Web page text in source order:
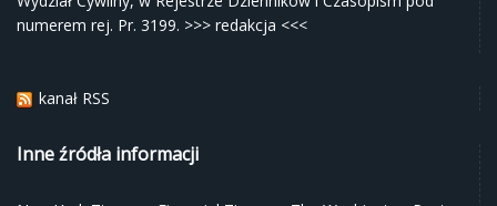
numerem rej. Pr. 3199. >>> redakcja <<<
kanał RSS
Inne źródła informacji